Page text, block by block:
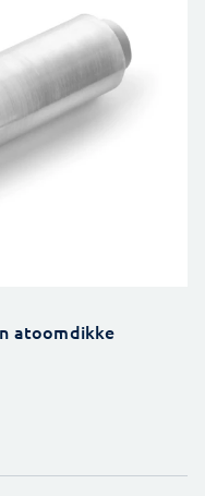
atoomdikke